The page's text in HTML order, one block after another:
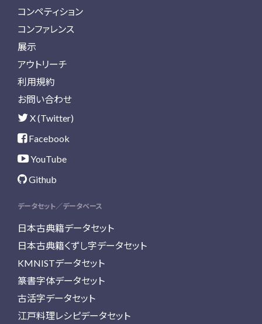
コンペティション
コンファレンス
展示
アウトリーチ
利用規約
お問い合わせ
X (Twitter)
Facebook
YouTube
Github
データセット／データベース
日本古典籍データセット
日本古典籍くずし字データセット
KMNISTデータセット
篆書字体データセット
古活字データセット
江戸料理レシピデータセット